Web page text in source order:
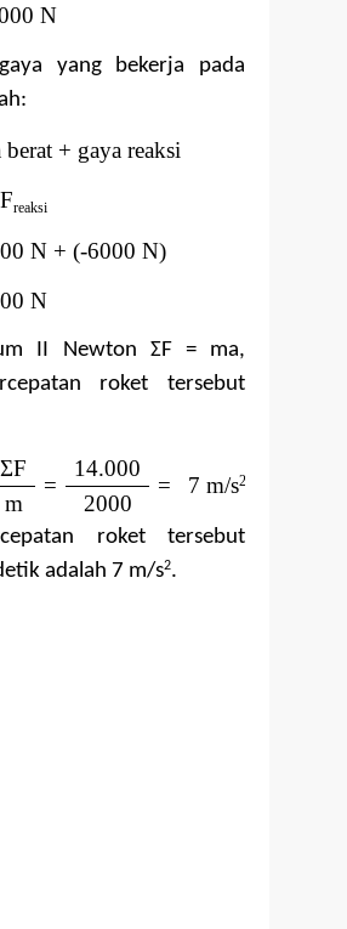
N
yang bekerja pada
+ gaya reaksi
reaksi
N + (-6000 N)
N
II Newton ΣF = ma,
roket tersebut
ΣF
=
14.000
= 7 m/s2
m 2000
roket tersebut
adalah 7 m/s2.